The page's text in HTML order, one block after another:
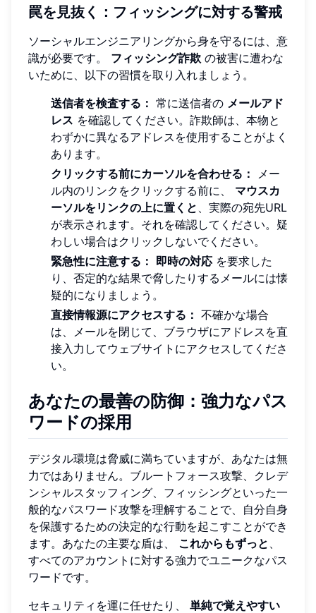
罠を見抜く：フィッシングに対する警戒
ソーシャルエンジニアリングから身を守るには、意
識が必要です。 フィッシング詐欺 の被害に遭わな
いために、以下の習慣を取り入れましょう。
送信者を検査する： 常に送信者の メールアド
レス を確認してください。詐欺師は、本物と
わずかに異なるアドレスを使用することがよく
あります。
クリックする前にカーソルを合わせる：
メー
ル内のリンクをクリックする前に、 マウスカ
ーソルをリンクの上に置くと 、実際の宛先URL
が表示されます。それを確認してください。疑
わしい場合はクリックしないでください。
緊急性に注意する： 即時の対応 を要求した
り、否定的な結果で脅したりするメールには懐
疑的になりましょう。
直接情報源にアクセスする： 不確かな場合
は、メールを閉じて、ブラウザにアドレスを直
接入力してウェブサイトにアクセスしてくださ
い。
あなたの最善の防御：強力なパス
ワードの採用
デジタル環境は脅威に満ちていますが、あなたは無
力ではありません。ブルートフォース攻撃、クレデ
ンシャルスタッフィング、フィッシングといった一
般的なパスワード攻撃を理解することで、自分自身
を保護するための決定的な行動を起こすことができ
ます。あなたの主要な盾は、 これからもずっと
すべてのアカウントに対する強力でユニークなパス
ワードです。
セキュリティを運に任せたり、 単純で覚えやすい